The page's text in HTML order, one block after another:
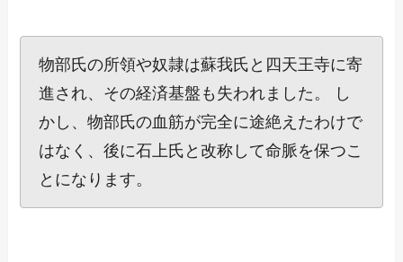
物部氏の所領や奴隷は蘇我氏と四天王寺に寄
進され、その経済基盤も失われました。 し
かし、物部氏の血筋が完全に途絶えたわけで
はなく、後に石上氏と改称して命脈を保つこ
とになります。